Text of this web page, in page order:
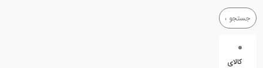
کالای